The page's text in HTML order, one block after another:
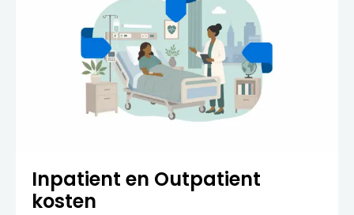
Inpatient en Outpatient
kosten